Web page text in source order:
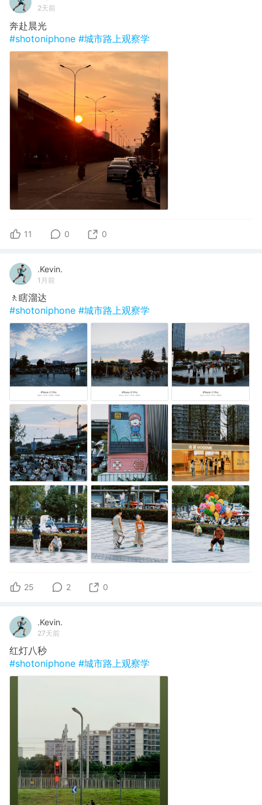
2天前
奔赴晨光
#shotoniphone #城市路上观察学
11 0 0
.Kevin.
1月前
🚶瞎溜达
#shotoniphone #城市路上观察学
25 2 0
.Kevin.
27天前
红灯八秒
#shotoniphone #城市路上观察学